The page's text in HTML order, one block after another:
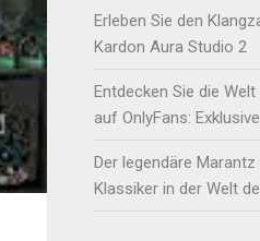
Erleben Sie den
Kardon Aura Studio 2
Entdecken Sie die
auf OnlyFans:
Der legendäre
Klassiker in der Welt